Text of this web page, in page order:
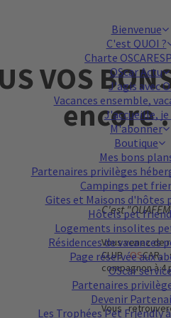
Bienvenue
C'est QUOI ?
Charte
OScar Actu
J'agis avec
Vacances ensemble,
J'accueille,
M'abonner
Boutique
Mes bons
Partenaires privilèges
Campings pet
Gites et Maisons d'hôtes
Hôtels pet
Logements insolites
Résidences de vacances
Page réservée aux
OScar
Partenaires
Devenir
Les Trophées Pet Friendly
VOS
encore
C'est
Vous venez de
CLUBOS
compagnon à 4
Vous retrou